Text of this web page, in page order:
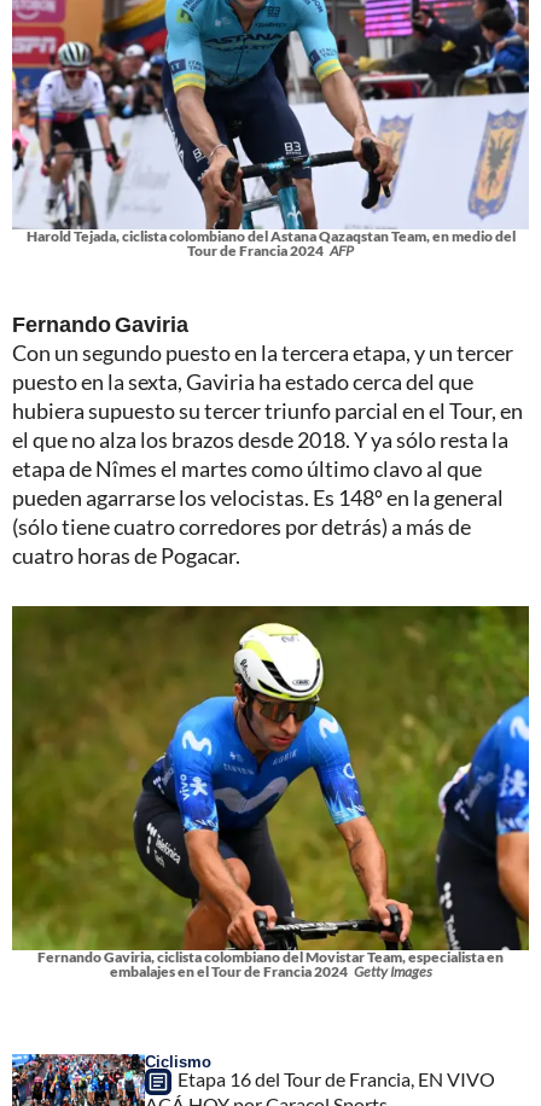
Harold Tejada, ciclista colombiano del Astana Qazaqstan Team, en medio del
Tour de Francia 2024 AFP
Fernando Gaviria
Con un segundo puesto en la tercera etapa, y un tercer
puesto en la sexta, Gaviria ha estado cerca del que
hubiera supuesto su tercer triunfo parcial en el Tour, en
el que no alza los brazos desde 2018. Y ya sólo resta la
etapa de Nîmes el martes como último clavo al que
pueden agarrarse los velocistas. Es 148º en la general
(sólo tiene cuatro corredores por detrás) a más de
cuatro horas de Pogacar.
Fernando Gaviria, ciclista colombiano del Movistar Team, especialista en
embalajes en el Tour de Francia 2024 Getty Images
Ciclismo
Etapa 16 del Tour de Francia, EN VIVO